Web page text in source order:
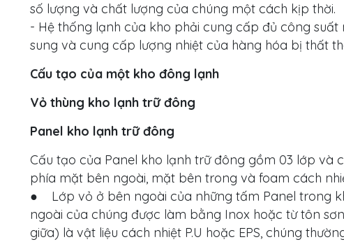
số lượng và chất lượng của chúng một cách kịp thời.
- Hệ thống lạnh của kho phải cung cấp đủ công
sung và cung cấp lượng nhiệt của hàng hóa bị thất
Cấu tạo của một kho đông lạnh
Vỏ thùng kho lạnh trữ đông
Panel kho lạnh trữ đông
Cấu tạo của Panel kho lạnh trữ đông gồm 03 lớp và
phía mặt bên ngoài, mặt bên trong và foam cách
● Lớp vỏ ở bên ngoài của những tấm Panel trong
ngoài của chúng được làm bằng Inox hoặc từ tôn
giữa) là vật liệu cách nhiệt P.U hoặc EPS, chúng